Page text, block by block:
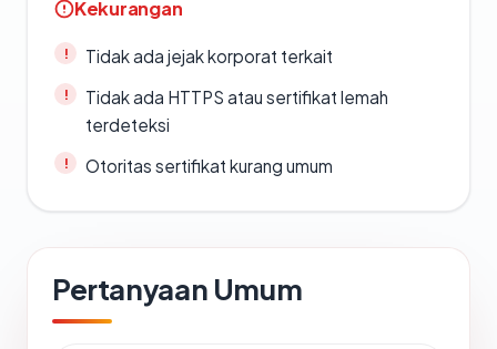
Kekurangan
Tidak ada jejak korporat terkait
Tidak ada HTTPS atau sertifikat lemah
terdeteksi
Otoritas sertifikat kurang umum
Pertanyaan Umum